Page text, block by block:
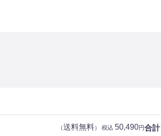
合計
（送料無料） 税込 50,490円